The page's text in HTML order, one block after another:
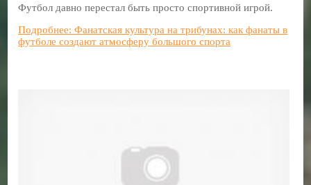
Футбол давно перестал быть просто спортивной игрой.
Подробнее: Фанатская культура на трибунах: как фанаты в
футболе создают атмосферу большого спорта